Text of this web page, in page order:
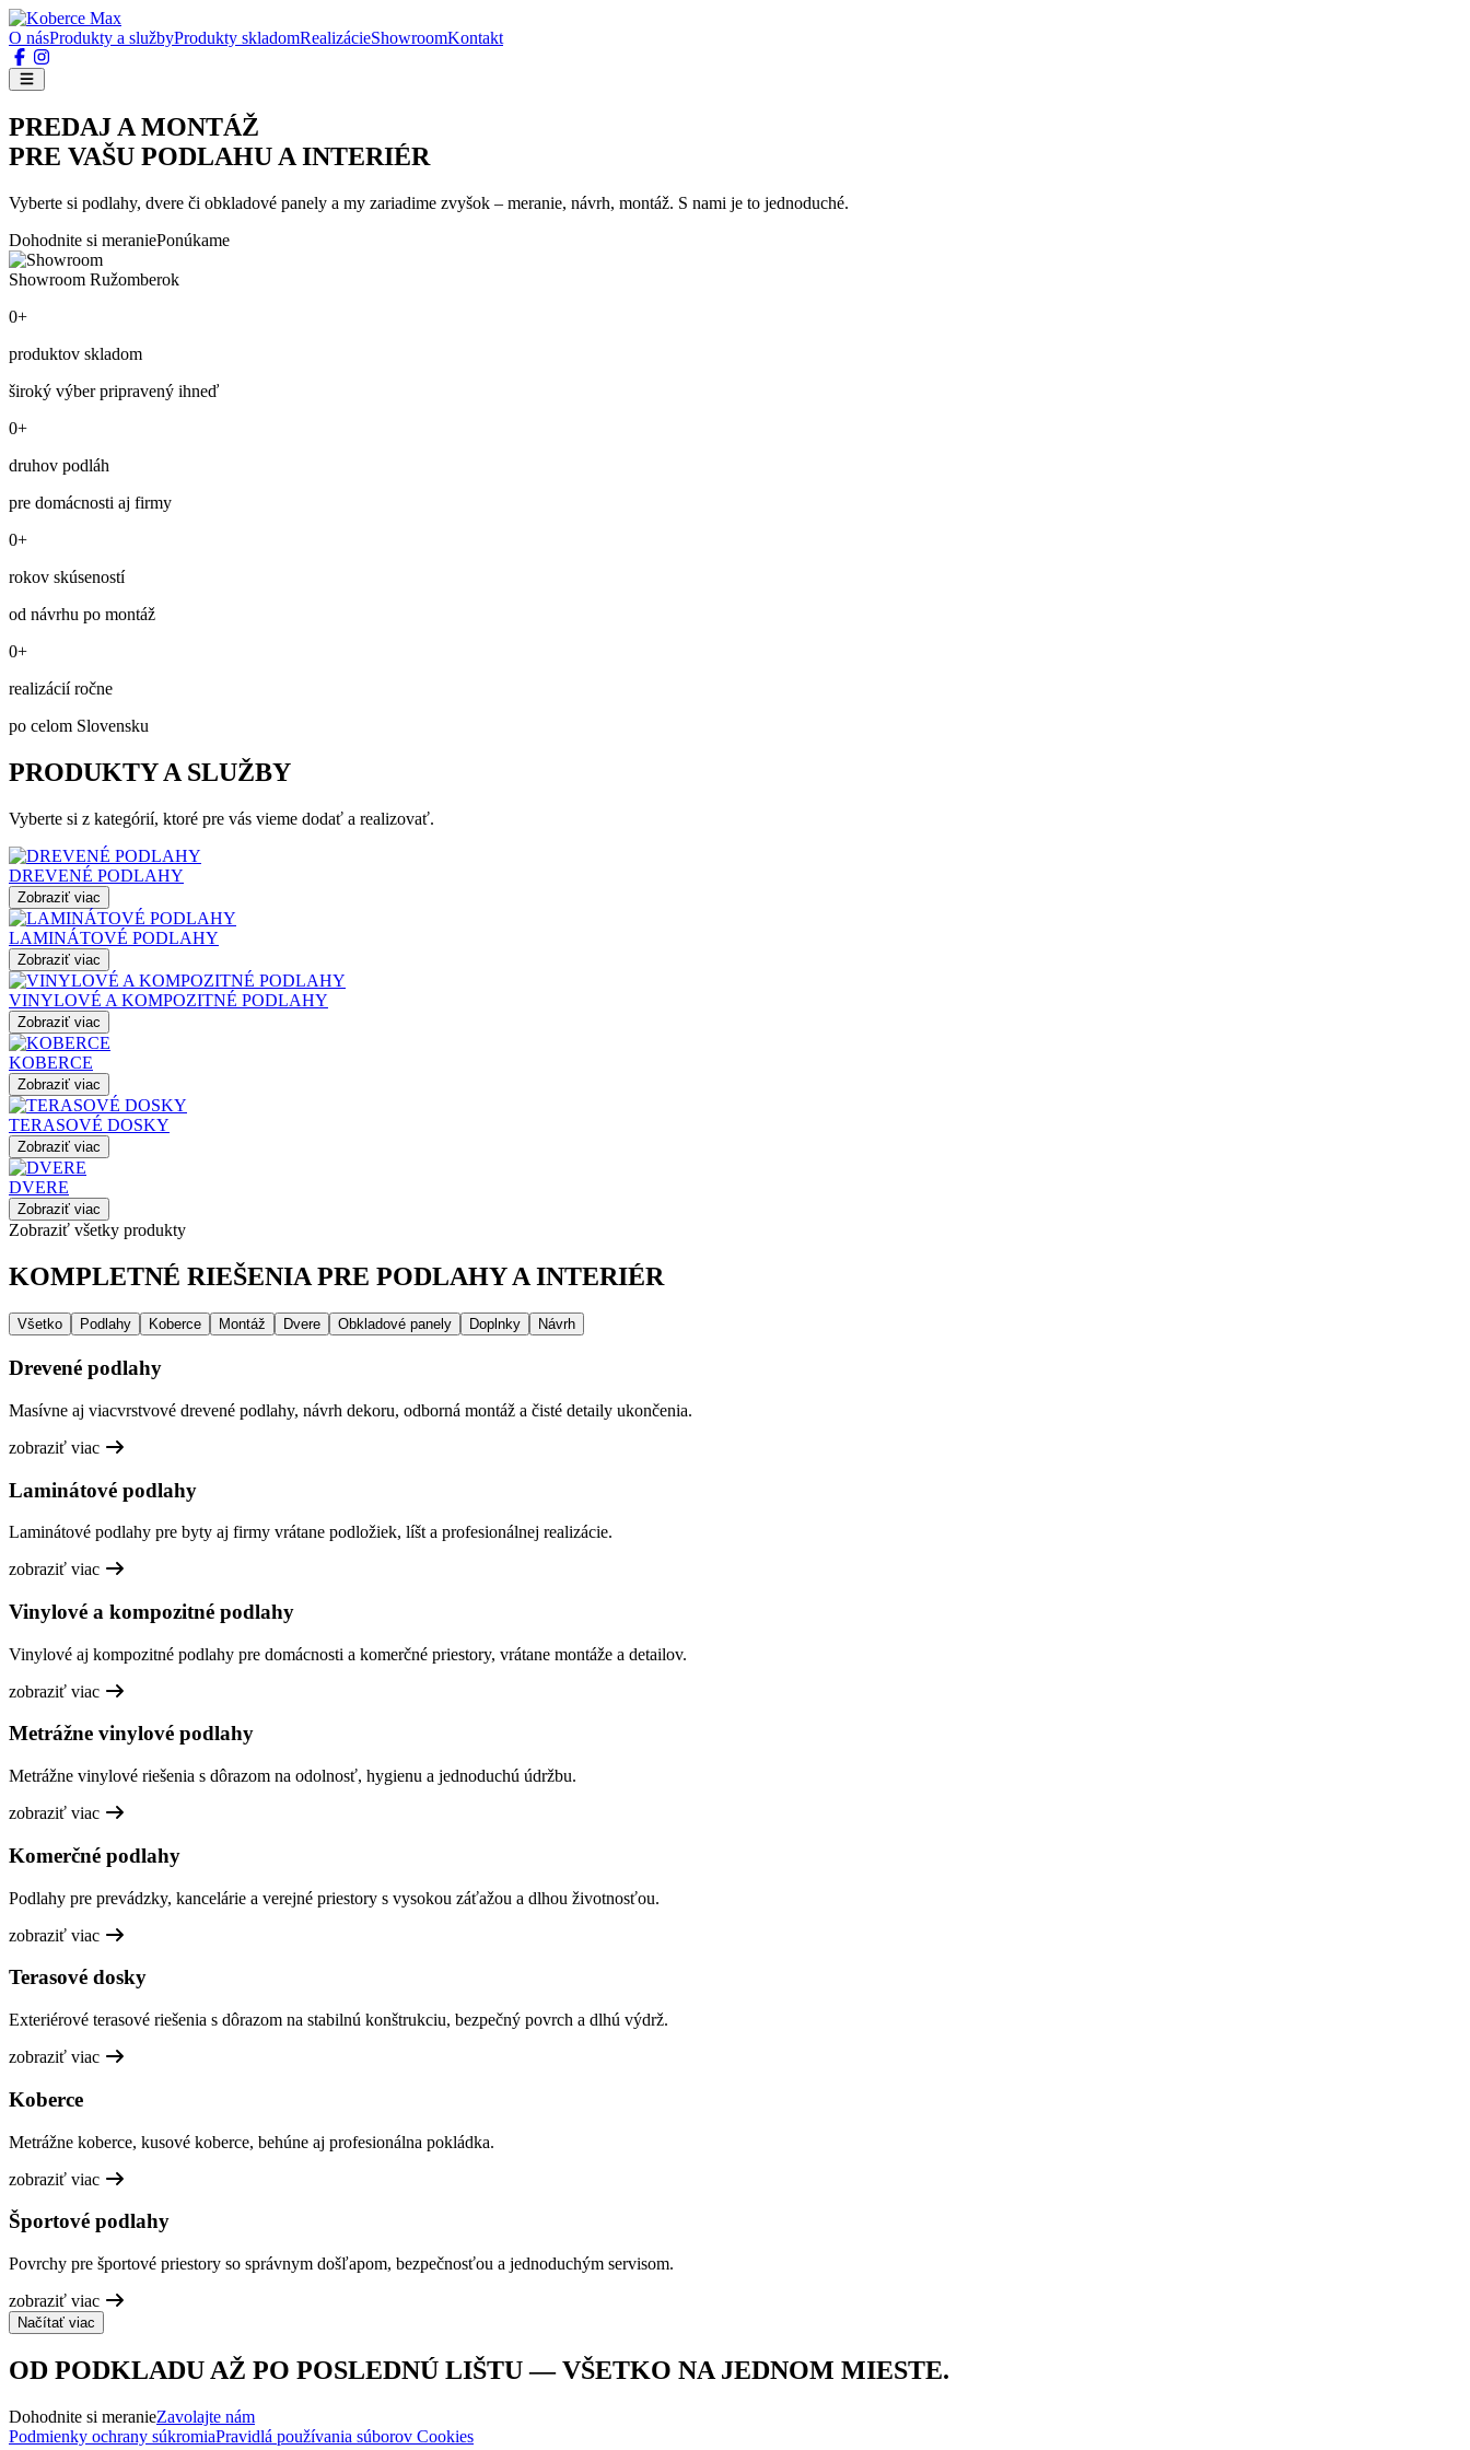
O násProdukty a službyProdukty skladomRealizácieShowroomKontakt
PREDAJ A MONTÁŽ
PRE VAŠU PODLAHU A INTERIÉR
Vyberte si podlahy, dvere či obkladové panely a my zariadime zvyšok – meranie, návrh, montáž. S nami je to jednoduché.
Dohodnite si meraniePonúkame
Showroom Ružomberok
0+
produktov skladom
široký výber pripravený ihneď
0+
druhov podláh
pre domácnosti aj firmy
0+
rokov skúseností
od návrhu po montáž
0+
realizácií ročne
po celom Slovensku
PRODUKTY A SLUŽBY
Vyberte si z kategórií, ktoré pre vás vieme dodať a realizovať.
DREVENÉ PODLAHY
Zobraziť viac
LAMINÁTOVÉ PODLAHY
Zobraziť viac
VINYLOVÉ A KOMPOZITNÉ PODLAHY
Zobraziť viac
KOBERCE
Zobraziť viac
TERASOVÉ DOSKY
Zobraziť viac
DVERE
Zobraziť viac
Zobraziť všetky produkty
KOMPLETNÉ RIEŠENIA PRE PODLAHY A INTERIÉR
Všetko Podlahy Koberce Montáž Dvere Obkladové panely Doplnky Návrh
Drevené podlahy
Masívne aj viacvrstvové drevené podlahy, návrh dekoru, odborná montáž a čisté detaily ukončenia.
zobraziť viac
Laminátové podlahy
Laminátové podlahy pre byty aj firmy vrátane podložiek, líšt a profesionálnej realizácie.
zobraziť viac
Vinylové a kompozitné podlahy
Vinylové aj kompozitné podlahy pre domácnosti a komerčné priestory, vrátane montáže a detailov.
zobraziť viac
Metrážne vinylové podlahy
Metrážne vinylové riešenia s dôrazom na odolnosť, hygienu a jednoduchú údržbu.
zobraziť viac
Komerčné podlahy
Podlahy pre prevádzky, kancelárie a verejné priestory s vysokou záťažou a dlhou životnosťou.
zobraziť viac
Terasové dosky
Exteriérové terasové riešenia s dôrazom na stabilnú konštrukciu, bezpečný povrch a dlhú výdrž.
zobraziť viac
Koberce
Metrážne koberce, kusové koberce, behúne aj profesionálna pokládka.
zobraziť viac
Športové podlahy
Povrchy pre športové priestory so správnym došľapom, bezpečnosťou a jednoduchým servisom.
zobraziť viac
Načítať viac
OD PODKLADU AŽ PO POSLEDNÚ LIŠTU — VŠETKO NA JEDNOM MIESTE.
Dohodnite si meranieZavolajte nám
Podmienky ochrany súkromiaPravidlá používania súborov Cookies